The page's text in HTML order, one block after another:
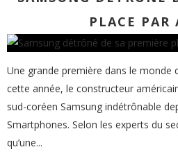
PLACE PAR
Une grande première dans le monde
cette année, le constructeur
sud-coréen Samsung indétrônable
Smartphones. Selon les experts du
qu’une...